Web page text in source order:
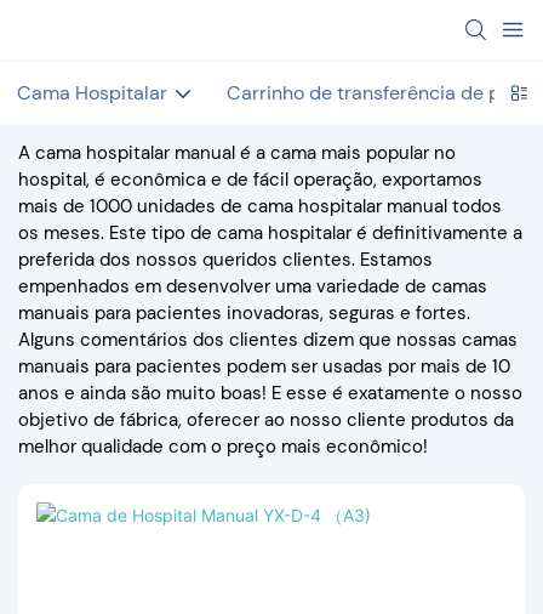
Cama Hospitalar Carrinho de transferência de
A cama hospitalar manual é a cama mais popular no
hospital, é econômica e de fácil operação, exportamos
mais de 1000 unidades de cama hospitalar manual todos
os meses. Este tipo de cama hospitalar é definitivamente a
preferida dos nossos queridos clientes. Estamos
empenhados em desenvolver uma variedade de camas
manuais para pacientes inovadoras, seguras e fortes.
Alguns comentários dos clientes dizem que nossas camas
manuais para pacientes podem ser usadas por mais de 10
anos e ainda são muito boas! E esse é exatamente o nosso
objetivo de fábrica, oferecer ao nosso cliente produtos da
melhor qualidade com o preço mais econômico!